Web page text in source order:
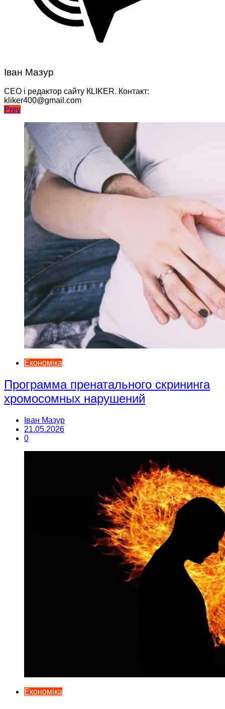
Іван Мазур
CEO і редактор сайту КLIKER. Контакт:
kliker400@gmail.com
Навігація
записів
Prev
Економіка
Программа пренатального скрининга
хромосомных нарушений
Іван Мазур
21.05.2026
0
Економіка